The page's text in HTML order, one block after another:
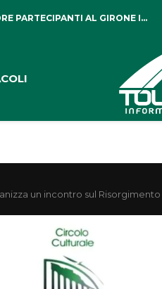
PARTECIPANTI AL GIRONE I...
un incontro sul